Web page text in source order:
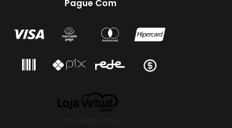
Pague Com